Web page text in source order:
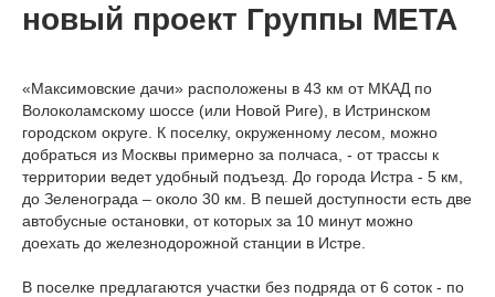
новый проект Группы МЕТА
«Максимовские дачи» расположены в 43 км от МКАД по
Волоколамскому шоссе (или Новой Риге), в Истринском
городском округе. К поселку, окруженному лесом, можно
добраться из Москвы примерно за полчаса, - от трассы к
территории ведет удобный подъезд. До города Истра - 5 км,
до Зеленограда – около 30 км. В пешей доступности есть две
автобусные остановки, от которых за 10 минут можно
доехать до железнодорожной станции в Истре.
В поселке предлагаются участки без подряда от 6 соток - по